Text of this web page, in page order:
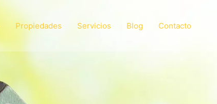
Propiedades Servicios Blog Contacto